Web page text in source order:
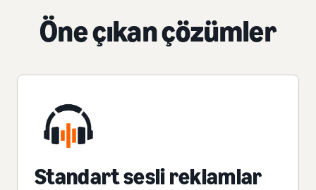
Öne çıkan çözümler
Standart sesli reklamlar